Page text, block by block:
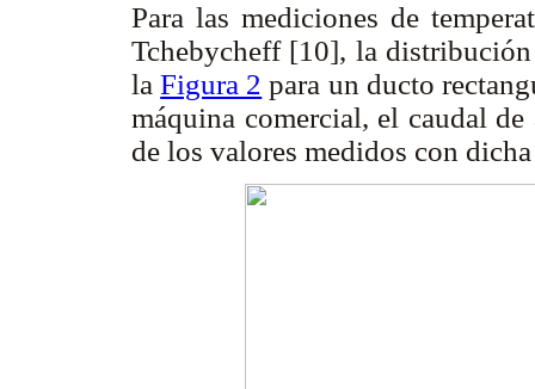
Para las mediciones de
Tchebycheff [10], la
laFigura 2 para un ducto
máquina comercial, el caudal
de los valores medidos con